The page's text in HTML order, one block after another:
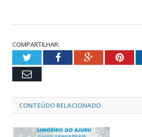
COMPARTILHAR:
TwitterFacebookGoogle+
Email
CONTEÚDO RELACIONADO